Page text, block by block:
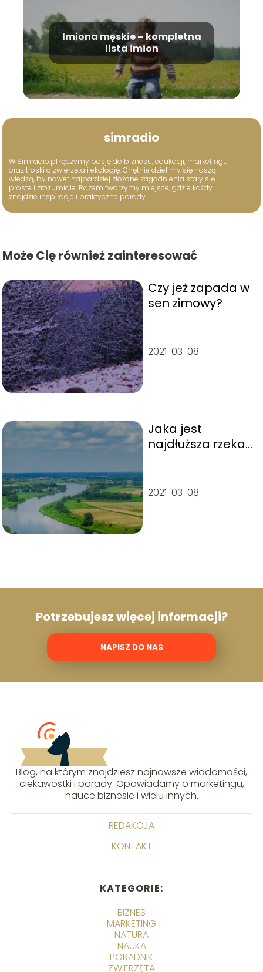
Imiona męskie – kompletna
lista imion
simradio
W Simradio.pl łączymy pasję do biznesu, edukacji, marketingu
oraz troski o zwierzęta i ekologię. Chętnie dzielimy się naszą
wiedzą, by nawet najbardziej złożone zagadnienia stały się
proste i zrozumiałe. Razem tworzymy miejsce, gdzie każdy
znajdzie inspiracje i praktyczne porady.
Może Cię również zainteresować
Czy jeż zapada w
sen zimowy?
2021-03-08
Jaka jest
najdłuższa rzeka
2021-03-08
Potrzebujesz więcej informacji?
NAPISZ DO NAS
Blog, na którym znajdziesz najnowsze wiadomości,
ciekawostki i porady. Opowiadamy o marketingu,
nauce biznesie i wielu innych.
REDAKCJA
KONTAKT
KATEGORIE:
BIZNES
MARKETING
NATURA
NAUKA
PORADNIK
ZWIERZĘTA